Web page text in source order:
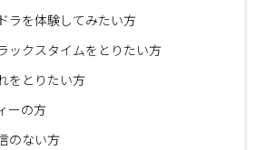
ラを体験してみたい方
ックスタイムをとりたい方
をとりたい方
ーの方
のない方